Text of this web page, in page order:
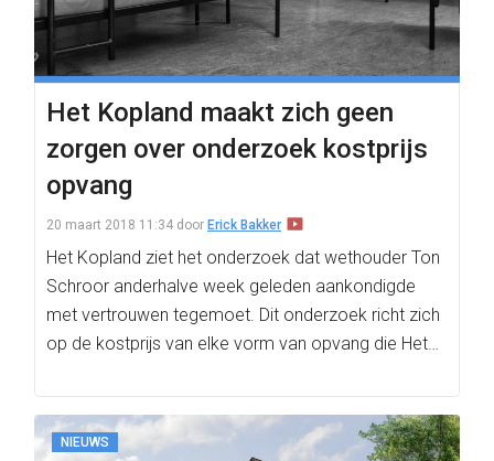
Het Kopland maakt zich geen
zorgen over onderzoek kostprijs
opvang
20 maart 2018 11:34 door Erick Bakker
Het Kopland ziet het onderzoek dat wethouder Ton
Schroor anderhalve week geleden aankondigde
met vertrouwen tegemoet. Dit onderzoek richt zich
op de kostprijs van elke vorm van opvang die Het…
NIEUWS